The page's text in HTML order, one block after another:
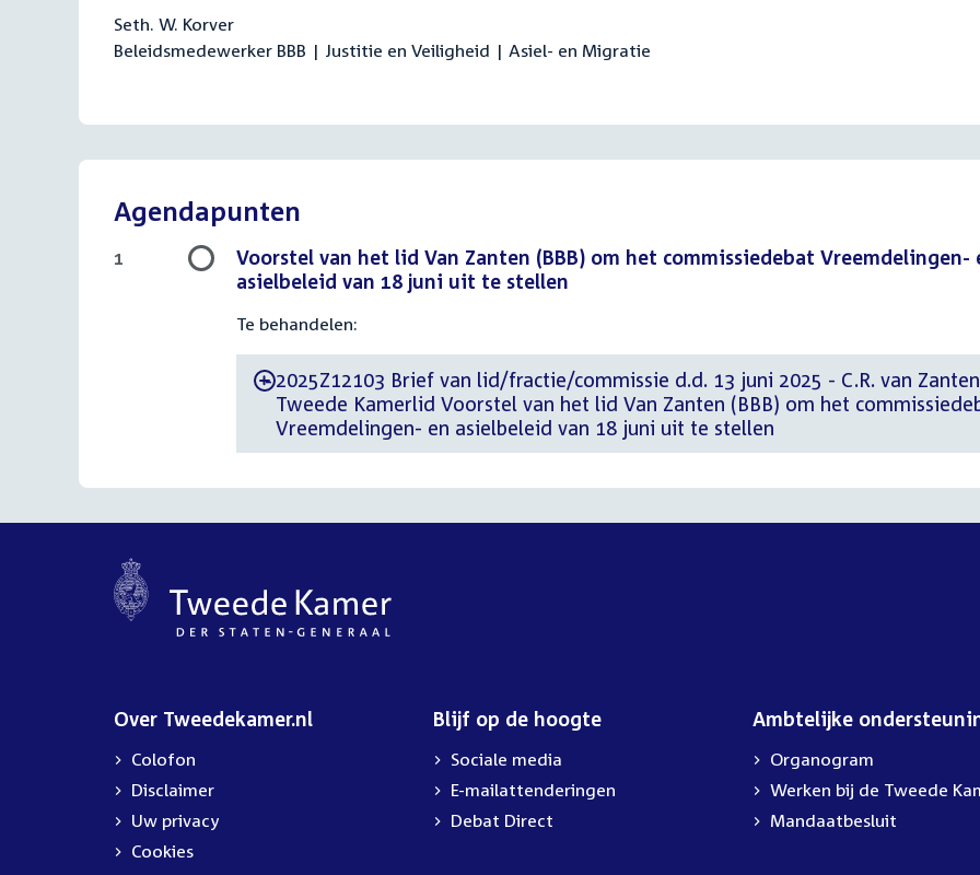
Seth. W. Korver
Beleidsmedewerker BBB | Justitie en Veiligheid | Asiel- en Migratie
Agendapunten
Voorstel van het lid Van Zanten (BBB) om het commissiedebat Vreemdelingen-
asielbeleid van 18 juni uit te stellen
Te behandelen:
-2025Z12103 Brief van lid/fractie/commissie d.d. 13 juni 2025 - C.R. van
Tweede Kamerlid Voorstel van het lid Van Zanten (BBB) om het
Vreemdelingen- en asielbeleid van 18 juni uit te stellen
1
Over Tweedekamer.nl
Colofon
Disclaimer
Uw privacy
Cookies
Blijf op de hoogte
Sociale media
E-mailattenderingen
Debat Direct
Ambtelijke
Organogram
Werken bij de Tweede
Mandaatbesluit